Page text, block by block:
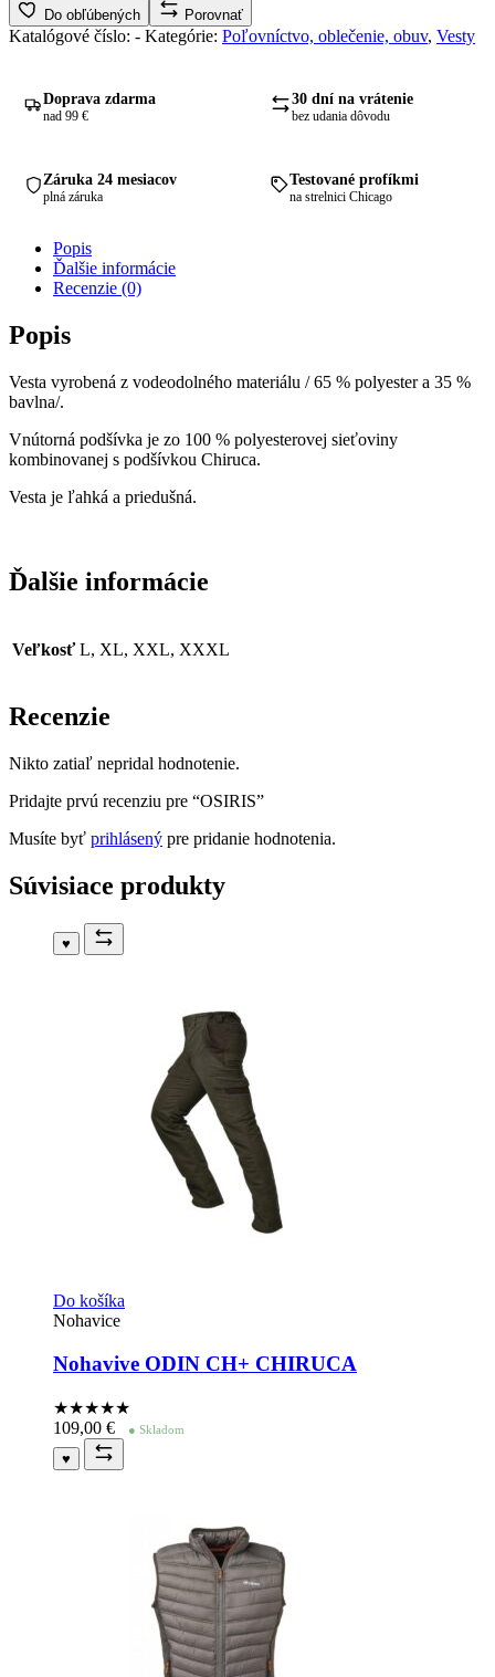
Do obľúbených
Porovnať
Katalógové číslo: - Kategórie: Poľovníctvo, oblečenie, obuv, Vesty
Doprava zdarma
nad 99 €
30 dní na vrátenie
bez udania dôvodu
Záruka 24 mesiacov
plná záruka
Testované profíkmi
na strelnici Chicago
Popis
Ďalšie informácie
Recenzie (0)
Popis
Vesta vyrobená z vodeodolného materiálu / 65 % polyester a 35 %
bavlna/.
Vnútorná podšívka je zo 100 % polyesterovej sieťoviny
kombinovanej s podšívkou Chiruca.
Vesta je ľahká a priedušná.
Ďalšie informácie
Veľkosť L, XL, XXL, XXXL
Recenzie
Nikto zatiaľ nepridal hodnotenie.
Pridajte prvú recenziu pre “OSIRIS”
Musíte byť prihlásený pre pridanie hodnotenia.
Súvisiace produkty
♥
Do košíka
Nohavice
Nohavive ODIN CH+ CHIRUCA
★★★★★
109,00 € ● Skladom
♥